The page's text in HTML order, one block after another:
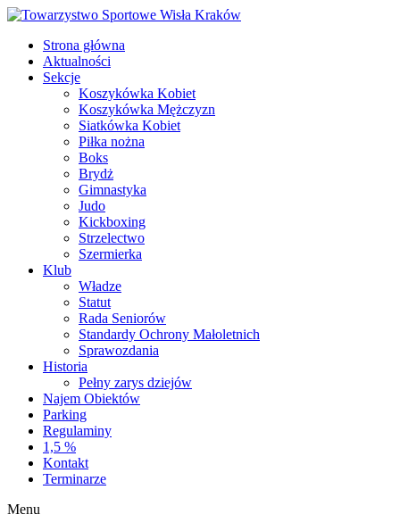
Strona główna
Aktualności
Sekcje
Koszykówka Kobiet
Koszykówka Mężczyzn
Siatkówka Kobiet
Piłka nożna
Boks
Brydż
Gimnastyka
Judo
Kickboxing
Strzelectwo
Szermierka
Klub
Władze
Statut
Rada Seniorów
Standardy Ochrony Małoletnich
Sprawozdania
Historia
Pełny zarys dziejów
Najem Obiektów
Parking
Regulaminy
1,5 %
Kontakt
Terminarze
Menu